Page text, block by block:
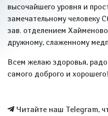
высочайшего уровня и
замечательному человеку
зав. отделением
дружному, слаженному
Всем желаю здоровья,
самого доброго и хорошего!
Читайте наш Telegram,